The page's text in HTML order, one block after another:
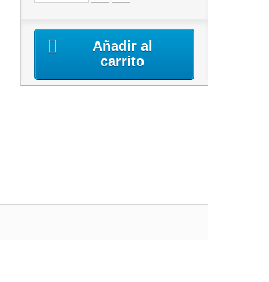
Añadir al
carrito